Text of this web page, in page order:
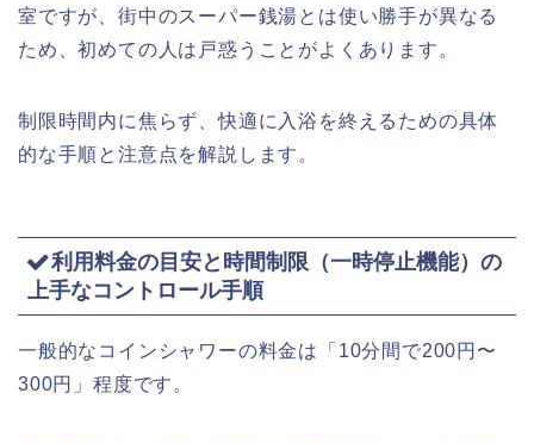
室ですが、街中のスーパー銭湯とは使い勝手が異なる
ため、初めての人は戸惑うことがよくあります。
制限時間内に焦らず、快適に入浴を終えるための具体
的な手順と注意点を解説します。
利用料金の目安と時間制限（一時停止機能）の
上手なコントロール手順
一般的なコインシャワーの料金は「10分間で200円〜
300円」程度です。